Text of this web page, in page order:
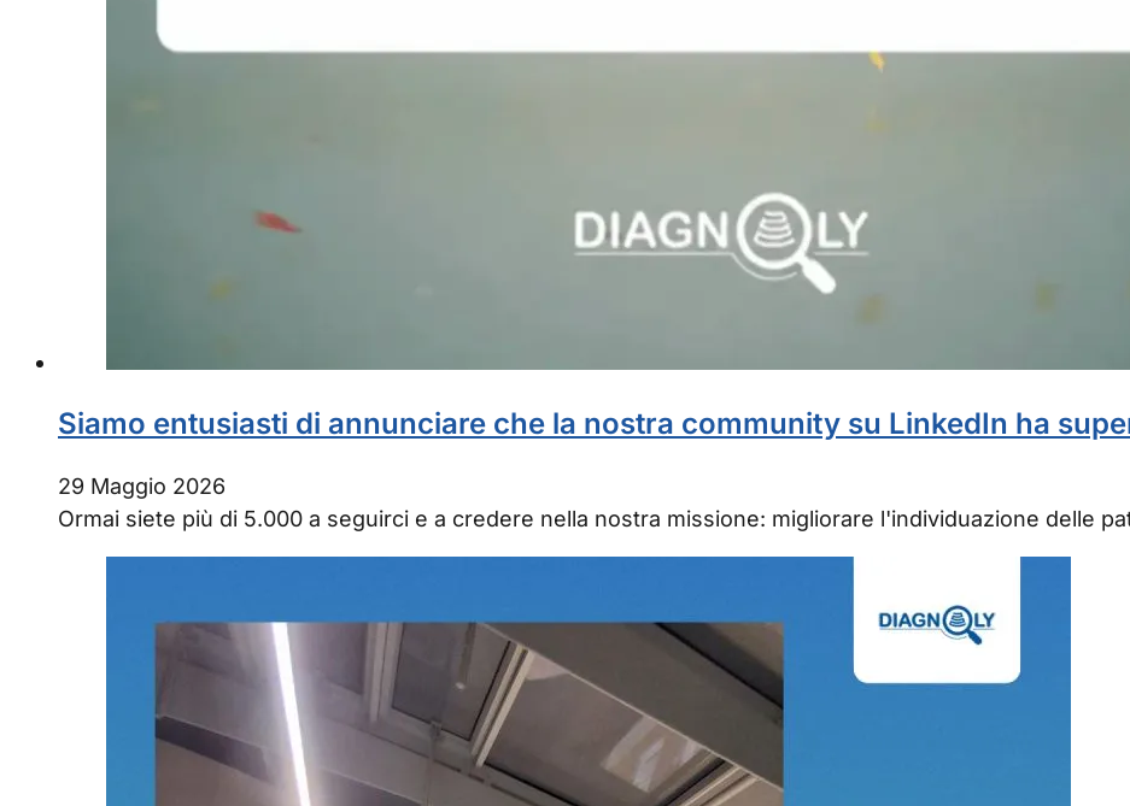
Siamo entusiasti di annunciare che la nostra community su LinkedIn ha
29 Maggio 2026
Ormai siete più di 5.000 a seguirci e a credere nella nostra missione: migliorare l'individuazione delle